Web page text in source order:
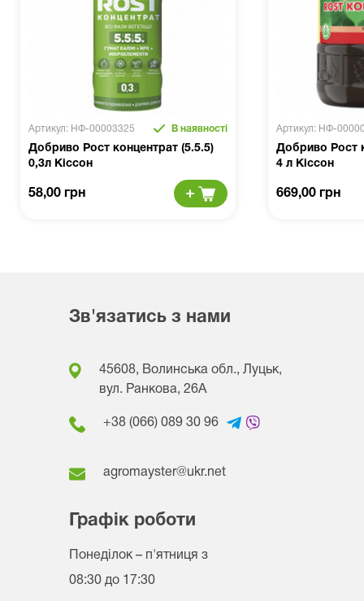
Артикул: НФ-00003325 В наявності
Добриво Рост концентрат (5.5.5)
0,3л Кіссон
58,00 грн
Артикул: НФ-
Добриво Рост
4 л Кіссон
669,00 грн
Зв'язатись з нами
45608, Волинська обл., Луцьк,
вул. Ранкова, 26A
+38 (066) 089 30 96
agromayster@ukr.net
Графік роботи
Понеділок – п'ятниця з
08:30 до 17:30